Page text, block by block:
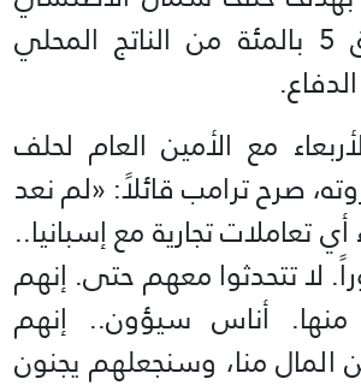
القاضي بإنفاق 5 بالمئة من الناتج المحلي
مع الأمين العام لحلف
صرح ترامب قائلاً: «لم نعد
تعاملات تجارية مع إسبانيا..
لا تتحدثوا معهم حتى. إنهم
أناس سيؤون.. إنهم
المال منا، وسنجعلهم يجنون